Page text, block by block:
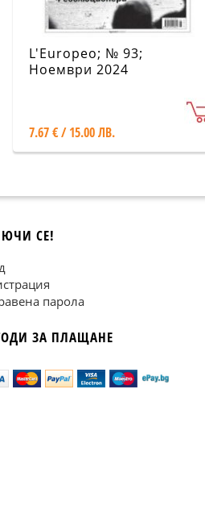
L'Europeo; № 93;
Ноември 2024
7.67 € / 15.00 ЛВ.
СЕ!
парола
ЗА ПЛАЩАНЕ